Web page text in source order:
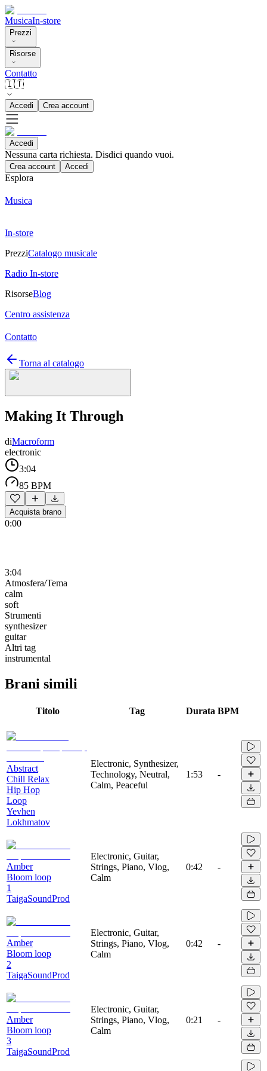
MusicaIn-store
Prezzi
Risorse
Contatto
🇮🇹
Accedi Crea account
Accedi
Nessuna carta richiesta. Disdici quando vuoi.
Crea account Accedi
Esplora
Musica
In-store
PrezziCatalogo musicale
Radio In-store
RisorseBlog
Centro assistenza
Contatto
Torna al catalogo
Making It Through
diMacroform
electronic
3:04
85 BPM
Acquista brano
0:00
3:04
Atmosfera/Tema
calm
soft
Strumenti
synthesizer
guitar
Altri tag
instrumental
Brani simili
Titolo Tag Durata BPM
Abstract
Chill Relax
Hip Hop
Loop
Yevhen
Lokhmatov
Electronic, Synthesizer,
Technology, Neutral,
Calm, Peaceful
1:53 -
Amber
Bloom loop
1
TaigaSoundProd
Electronic, Guitar,
Strings, Piano, Vlog,
Calm
0:42 -
Amber
Bloom loop
2
TaigaSoundProd
Electronic, Guitar,
Strings, Piano, Vlog,
Calm
0:42 -
Amber
Bloom loop
3
TaigaSoundProd
Electronic, Guitar,
Strings, Piano, Vlog,
Calm
0:21 -